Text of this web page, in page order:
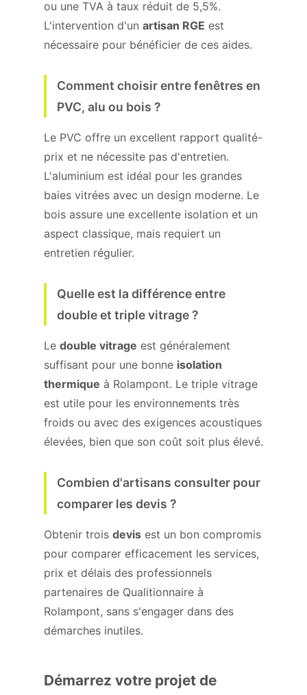
ou une TVA à taux réduit de 5,5%.
L'intervention d'un artisan RGE est
nécessaire pour bénéficier de ces aides.
Comment choisir entre fenêtres en
PVC, alu ou bois ?
Le PVC offre un excellent rapport qualité-
prix et ne nécessite pas d'entretien.
L'aluminium est idéal pour les grandes
baies vitrées avec un design moderne. Le
bois assure une excellente isolation et un
aspect classique, mais requiert un
entretien régulier.
Quelle est la différence entre
double et triple vitrage ?
Le double vitrage est généralement
suffisant pour une bonne isolation
thermique à Rolampont. Le triple vitrage
est utile pour les environnements très
froids ou avec des exigences acoustiques
élevées, bien que son coût soit plus élevé.
Combien d'artisans consulter pour
comparer les devis ?
Obtenir trois devis est un bon compromis
pour comparer efficacement les services,
prix et délais des professionnels
partenaires de Qualitionnaire à
Rolampont, sans s'engager dans des
démarches inutiles.
Démarrez votre projet de